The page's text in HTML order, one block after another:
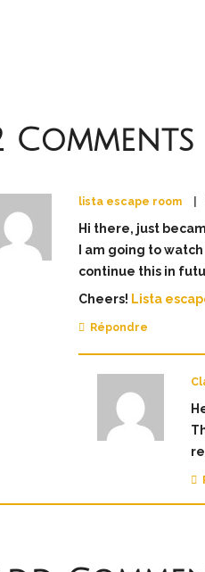
Comments
lista escape room
Hi there, just
I am going to
continue this in
Cheers! Lista
Répondre